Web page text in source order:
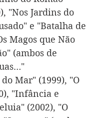
"Nos Jardins do
e "Batalha de
Magos que Não
(ambos de
Mar" (1999), "O
"Infância e
(2002), "O